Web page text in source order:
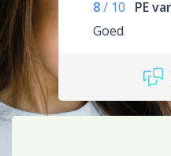
8/ 10
PE
Goed